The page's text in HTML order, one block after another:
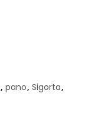
, pano, Sigorta,